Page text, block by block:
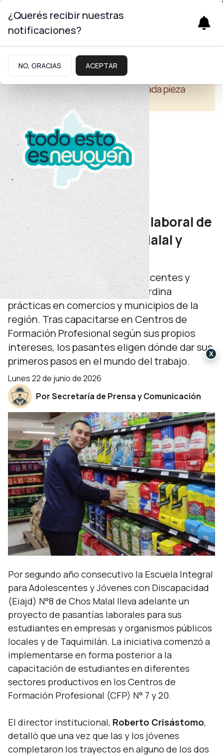
Educación
Inclusión educativa
Potencian la inserción laboral de
estudiantes en Chos Malal y
Taquimilán
La Escuela Integral para adolescentes y
Jóvenes con Discapacidad coordina
prácticas en comercios y municipios de la
región. Tras capacitarse en Centros de
Formación Profesional según sus propios
intereses, los pasantes eligen dónde dar sus
primeros pasos en el mundo del trabajo.
lunes 22 de junio de 2026
Por Secretaría de Prensa y Comunicación
Por segundo año consecutivo la Escuela Integral
para Adolescentes y Jóvenes con Discapacidad
(Eiajd) N°8 de Chos Malal lleva adelante un
proyecto de pasantías laborales para sus
estudiantes en empresas y organismos públicos
locales y de Taquimilán. La iniciativa comenzó a
implementarse en forma posterior a la
capacitación de estudiantes en diferentes
sectores productivos en los Centros de
Formación Profesional (CFP) N° 7 y 20.
El director institucional, Roberto Crisástomo,
detalló que una vez que las y los jóvenes
completaron los trayectos en alguno de los dos
¿Querés recibir nuestras
notificaciones?
NO, GRACIAS ACEPTAR
X